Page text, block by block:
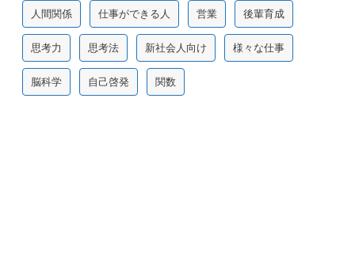
人間関係 仕事ができる人 営業 後輩育成
思考力 思考法 新社会人向け 様々な仕事
脳科学 自己啓発 関数